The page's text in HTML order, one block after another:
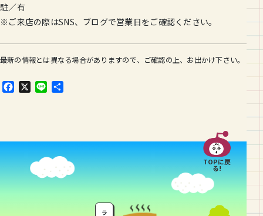
駐／有
※ご来店の際はSNS、ブログで営業日をご確認ください。
最新の情報とは異なる場合がありますので、ご確認の上、お出かけ下さい。
F
o
o
k
X
L
TOPに戻
る!
ラ